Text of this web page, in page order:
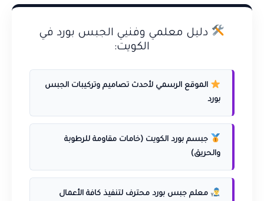
دليل معلمي وفنيي الجبس بورد في
الكويت:
الموقع الرسمي لأحدث تصاميم وتركيبات الجبس
بورد
جبسم بورد الكويت (خامات مقاومة للرطوبة
والحريق)
معلم جبس بورد محترف لتنفيذ كافة الأعمال